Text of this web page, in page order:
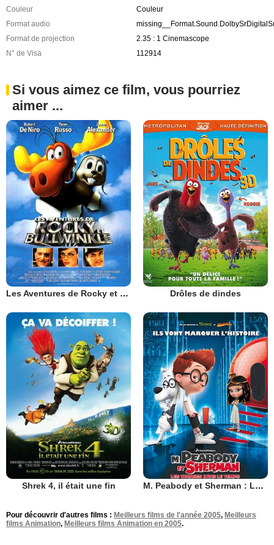
Couleur
Couleur
Format audio
Format de projection
2.35 : 1 Cinemascope
N° de Visa
112914
Si vous aimez ce film, vous pourriez
aimer ...
Les Aventures de Rocky et Bullwinkle Drôles de dindes
Shrek 4, il était une fin M. Peabody et Sherman : Les Voyages dans le temps
Pour découvrir d'autres films : Meilleurs films de l'année 2005, Meilleurs
films Animation, Meilleurs films Animation en 2005.